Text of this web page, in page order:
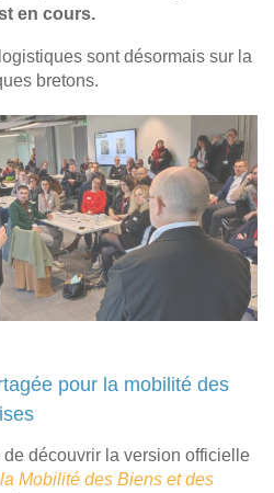
en cours.
sont désormais sur la
bretons.
pour la mobilité des
découvrir la version officielle
Mobilité des Biens et des